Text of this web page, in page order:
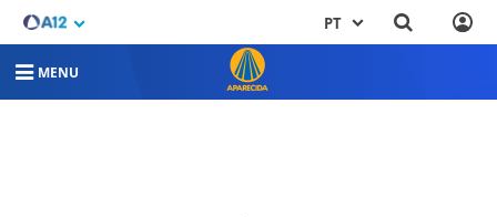
PT
MENU